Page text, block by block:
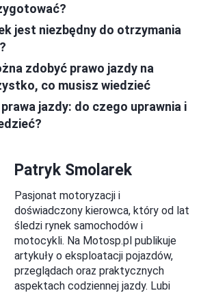
jest niezbędny do otrzymania
zdobyć prawo jazdy na
co musisz wiedzieć
jazdy: do czego uprawnia i
Patryk Smolarek
Pasjonat motoryzacji i
doświadczony kierowca, który od lat
śledzi rynek samochodów i
motocykli. Na Motosp.pl publikuje
artykuły o eksploatacji pojazdów,
przeglądach oraz praktycznych
aspektach codziennej jazdy. Lubi